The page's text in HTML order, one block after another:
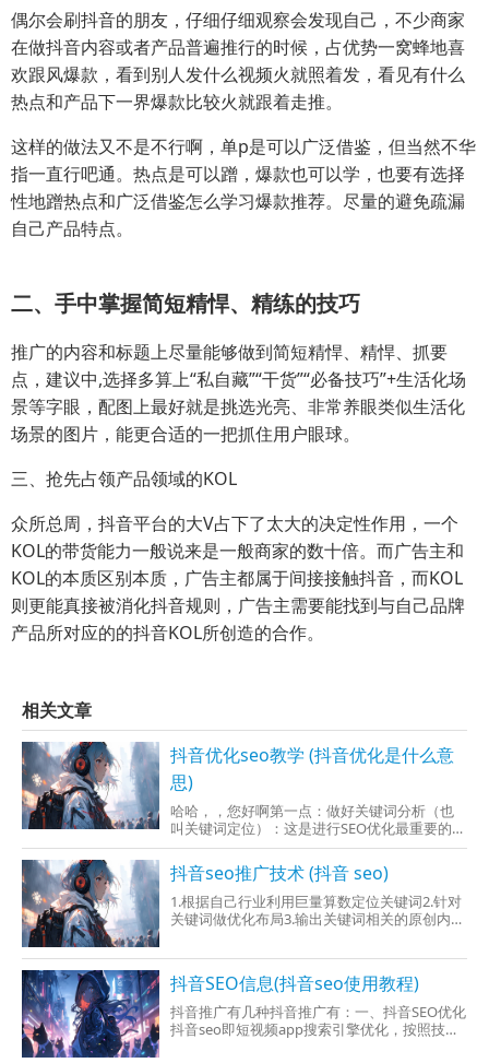
偶尔会刷抖音的朋友，仔细仔细观察会发现自己，不少商家
在做抖音内容或者产品普遍推行的时候，占优势一窝蜂地喜
欢跟风爆款，看到别人发什么视频火就照着发，看见有什么
热点和产品下一界爆款比较火就跟着走推。
这样的做法又不是不行啊，单p是可以广泛借鉴，但当然不华
指一直行吧通。热点是可以蹭，爆款也可以学，也要有选择
性地蹭热点和广泛借鉴怎么学习爆款推荐。尽量的避免疏漏
自己产品特点。
二、手中掌握简短精悍、精练的技巧
推广的内容和标题上尽量能够做到简短精悍、精悍、抓要
点，建议中,选择多算上“私自藏”“干货”“必备技巧”+生活化场
景等字眼，配图上最好就是挑选光亮、非常养眼类似生活化
场景的图片，能更合适的一把抓住用户眼球。
三、抢先占领产品领域的KOL
众所总周，抖音平台的大V占下了太大的决定性作用，一个
KOL的带货能力一般说来是一般商家的数十倍。而广告主和
KOL的本质区别本质，广告主都属于间接接触抖音，而KOL
则更能真接被消化抖音规则，广告主需要能找到与自己品牌
产品所对应的的抖音KOL所创造的合作。
相关文章
抖音优化seo教学 (抖音优化是什么意
思)
哈哈，，您好啊第一点：做好关键词分析（也
叫关键词定位）：这是进行SEO优化最重要的一
环，关键词分析包括：关键词关注量分析、竞
争对手
抖音seo推广技术 (抖音 seo)
1.根据自己行业利用巨量算数定位关键词2.针对
关键词做优化布局3.输出关键词相关的原创内容
抖音SEO信息(抖音seo使用教程)
抖音推广有几种抖音推广有：一、抖音SEO优化
抖音seo即短视频app搜索引擎优化，按照技术